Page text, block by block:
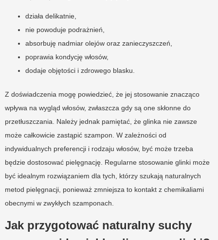
działa delikatnie,
nie powoduje podrażnień,
absorbuję nadmiar olejów oraz zanieczyszczeń,
poprawia kondycję włosów,
dodaje objętości i zdrowego blasku.
Z doświadczenia mogę powiedzieć, że jej stosowanie znacząco
wpływa na wygląd włosów, zwłaszcza gdy są one skłonne do
przetłuszczania. Należy jednak pamiętać, że glinka nie zawsze
może całkowicie zastąpić szampon. W zależności od
indywidualnych preferencji i rodzaju włosów, być może trzeba
będzie dostosować pielęgnację. Regularne stosowanie glinki może
być idealnym rozwiązaniem dla tych, którzy szukają naturalnych
metod pielęgnacji, ponieważ zmniejsza to kontakt z chemikaliami
obecnymi w zwykłych szamponach.
Jak przygotować naturalny suchy